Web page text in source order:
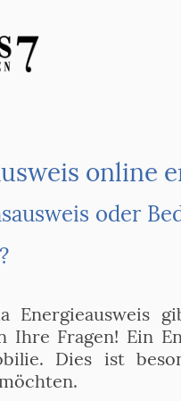
online
Ihre Fragen! Ein
Dies ist
oder